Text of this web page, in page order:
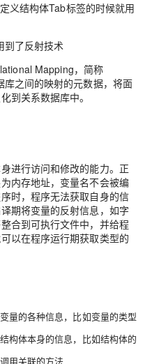
义结构体Tab标签的时候就用
到了反射技术
Mapping，简称
之间的映射的元数据，将面
到关系数据库中。
进行访问和修改的能力。正
内存地址，变量名不会被编
时，程序无法获取自身的信
期将变量的反射信息，如字
合到可执行文件中，并给程
以在程序运行期获取类型的
量的各种信息，比如变量的类型
构体本身的信息，比如结构体的
用关联的方法